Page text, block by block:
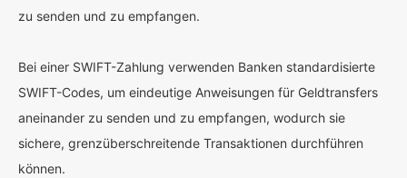
zu senden und zu empfangen.
Bei einer SWIFT-Zahlung verwenden Banken standardisierte
SWIFT-Codes, um eindeutige Anweisungen für Geldtransfers
aneinander zu senden und zu empfangen, wodurch sie
sichere, grenzüberschreitende Transaktionen durchführen
können.